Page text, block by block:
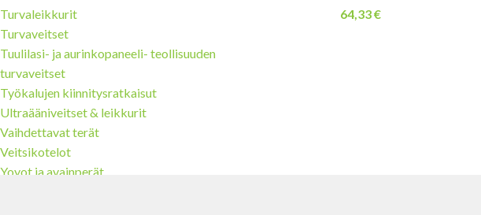
Turvaleikkurit
Turvaveitset
Tuulilasi- ja aurinkopaneeli- teollisuuden
turvaveitset
Työkalujen kiinnitysratkaisut
Ultraääniveitset & leikkurit
Vaihdettavat terät
Veitsikotelot
Yoyot ja avainperät
64,33€